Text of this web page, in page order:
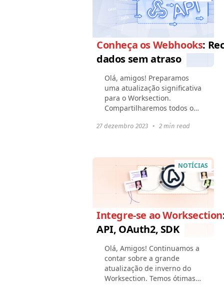
Conheça os Webhooks:
dados sem atraso
Olá, amigos! Preparamos
uma atualização significativa
para o Worksection.
Compartilharemos todos os
nos próximos posts. Fiquem
27 dezembro 2023 • 2 min read
NOTÍCIAS
Integre-se ao Worksection
API, OAuth2, SDK
Olá, Amigos! Continuamos a
contar sobre a grande
atualização de inverno do
Worksection. Temos ótimas